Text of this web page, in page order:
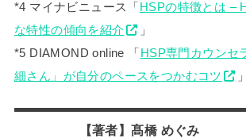
*4 マイナビニュース「 HSPの特徴とは –
な特性の傾向を紹介
」
*5 DIAMOND online 「 HSP専門カウンセ
細さん」が自分のペースをつかむコツ
」
【著者】髙橋 めぐみ